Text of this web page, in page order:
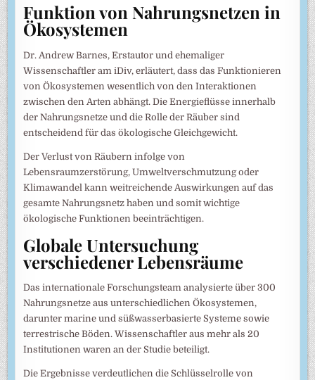
Funktion von Nahrungsnetzen in
Ökosystemen
Dr. Andrew Barnes, Erstautor und ehemaliger
Wissenschaftler am iDiv, erläutert, dass das Funktionieren
von Ökosystemen wesentlich von den Interaktionen
zwischen den Arten abhängt. Die Energieflüsse innerhalb
der Nahrungsnetze und die Rolle der Räuber sind
entscheidend für das ökologische Gleichgewicht.
Der Verlust von Räubern infolge von
Lebensraumzerstörung, Umweltverschmutzung oder
Klimawandel kann weitreichende Auswirkungen auf das
gesamte Nahrungsnetz haben und somit wichtige
ökologische Funktionen beeinträchtigen.
Globale Untersuchung
verschiedener Lebensräume
Das internationale Forschungsteam analysierte über 300
Nahrungsnetze aus unterschiedlichen Ökosystemen,
darunter marine und süßwasserbasierte Systeme sowie
terrestrische Böden. Wissenschaftler aus mehr als 20
Institutionen waren an der Studie beteiligt.
Die Ergebnisse verdeutlichen die Schlüsselrolle von